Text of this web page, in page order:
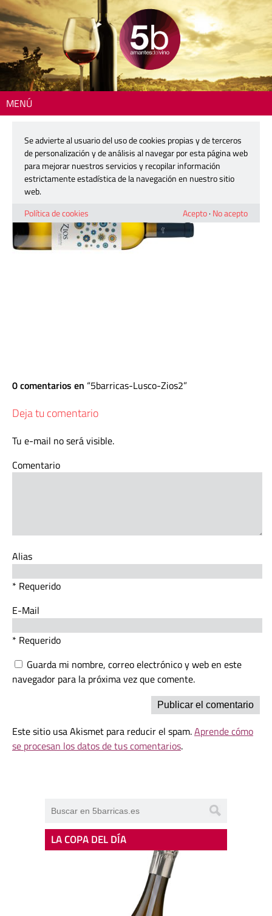
MENÚ
5barricas-Lusco-Zios2
20 junio, 2016
0 comentarios en 5barricas-Lusco-Zios2
Deja tu comentario
Tu e-mail no será visible.
Comentario
Alias
* Requerido
E-Mail
* Requerido
Guarda mi nombre, correo electrónico y web en este
navegador para la próxima vez que comente.
Este sitio usa Akismet para reducir el spam.Aprende cómo
se procesan los datos de tus comentarios.
LA COPA DEL DÍA
Se advierte al usuario del uso de cookies propias y de terceros
de personalización y de análisis al navegar por esta página web
para mejorar nuestros servicios y recopilar información
estrictamente estadística de la navegación en nuestro sitio
web.
Política de cookies
Acepto· No acepto